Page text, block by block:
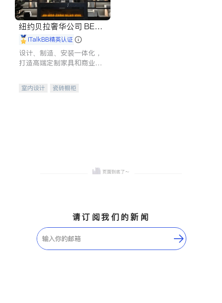
纽约贝拉奢华公司 BELL
A LUXE
iTalkBB精英认证
设计、制造、安装一体化，
打造高端定制家具和商业空
室内设计
瓷砖橱柜
请订阅我们的新闻